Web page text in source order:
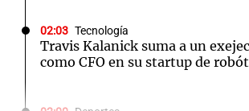
02:03 Tecnología
Travis Kalanick suma a un
como CFO en su startup de